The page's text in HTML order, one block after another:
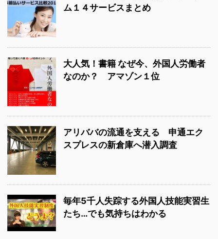
ム１４サービスまとめ
大人気！書籍 なぜ今、外国人労働者
なのか？ アマゾン１位
アリババの流通を支える 申通エク
スプレスの新倉庫へ潜入調査
毎年5千人失踪する外国人技能実習生
たち…でも気持ちはわかる